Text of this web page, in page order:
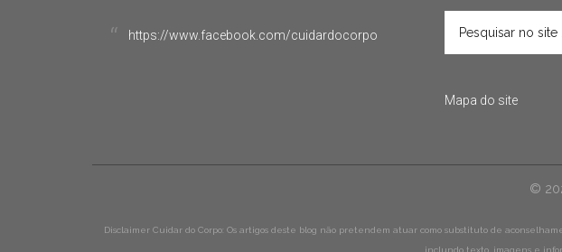
https://www.facebook.com/cuidardocorpo
Mapa do site
©
Disclaimer Cuidar do Corpo: Os artigos deste blog não pretendem atuar como substituto de
inclundo texto, imagens e